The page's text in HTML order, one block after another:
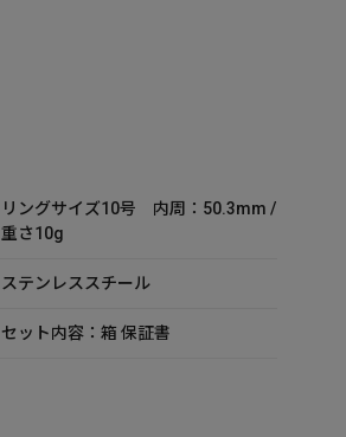
リングサイズ10号 内周：50.3mm /
重さ10g
ステンレススチール
セット内容：箱 保証書